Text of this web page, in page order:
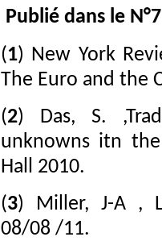
Publié dans le
(1) New York
The Euro and the
(2) Das, S.
unknowns itn
Hall 2010.
(3) Miller, J-A ,
08/08 /11.